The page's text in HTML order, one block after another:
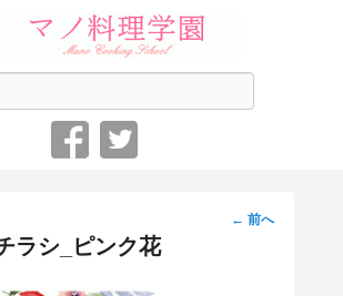
マノ料理学園
にある料理学校 料理を学ぶなら Mano Cooking
School
画
← 前へ
ラシ_ピンク花